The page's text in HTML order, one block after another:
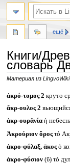
Книги/
словарь
Материал из LingvoWiki
Перейти
к
Перейти
к
ἀκρό-τομος 2 круто
ἄκρ-ουλος 2
ἀκρ-ουρᾰνία ἡ
Ἀκρούριον ὄροςτό
ἀκρο-φύλαξ, ᾱκοςὁ
ἀκρο-φύσιον(ῡ) τό
ещё